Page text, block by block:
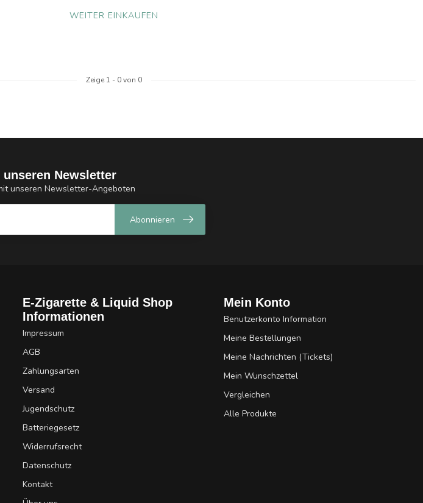
WEITER EINKAUFEN
Zeige 1 - 0von 0
Newsletter
unseren Newsletter-Angeboten
Abonnieren
E-Zigarette & Liquid Shop
Informationen
Impressum
AGB
Zahlungsarten
Versand
Jugendschutz
Batteriegesetz
Widerrufsrecht
Datenschutz
Kontakt
Mein Konto
Benutzerkonto Information
Meine Bestellungen
Meine Nachrichten (Tickets)
Mein Wunschzettel
Vergleichen
Alle Produkte